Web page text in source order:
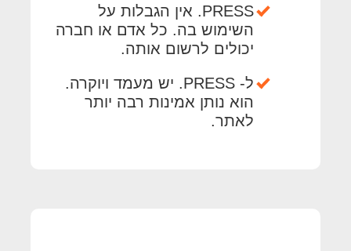
PRESS. אין הגבלות על
השימוש בה. כל אדם או חברה
יכולים לרשום אותה.
ל- PRESS. יש מעמד ויוקרה.
הוא נותן אמינות רבה יותר
לאתר.